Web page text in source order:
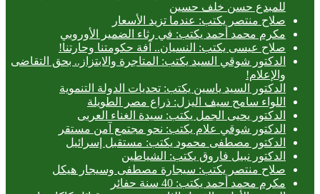
للمبدع حسن خلف حسين
صلاح منتصر يكتب: عندما تزيد الأسعار
مكرم محمد أحمد يكتب: في رثاء الضمير الأوروبي
صلاح عيسى يكتب: النسيان.. آفة حكومتنا وحارتنا!
الدكتور شوقي السيد يكتب: المتاجرة والابتزاز.. بحق التقاضى
والإعلام!
الدكتور السيد ياسين يكتب: تحديات الدولة التنموية
اللواء سامح سيف اليزل: ذراع مصر الطويلة
الدكتور يحيى الجمل يكتب: سيدة الغناء العربى
الدكتور شوقي علام يكتب: نحو مجتمع آمن مستقر
الدكتور مصطفى محمود يكتب: مستقبل إسرائيل
الدكتور نبيل فاروق يكتب: الشياطين
صلاح منتصر يكتب: سيجارة مصطفى وسيجار هيكل
مكرم محمد أحمد يكتب: 40 سنة حفائر